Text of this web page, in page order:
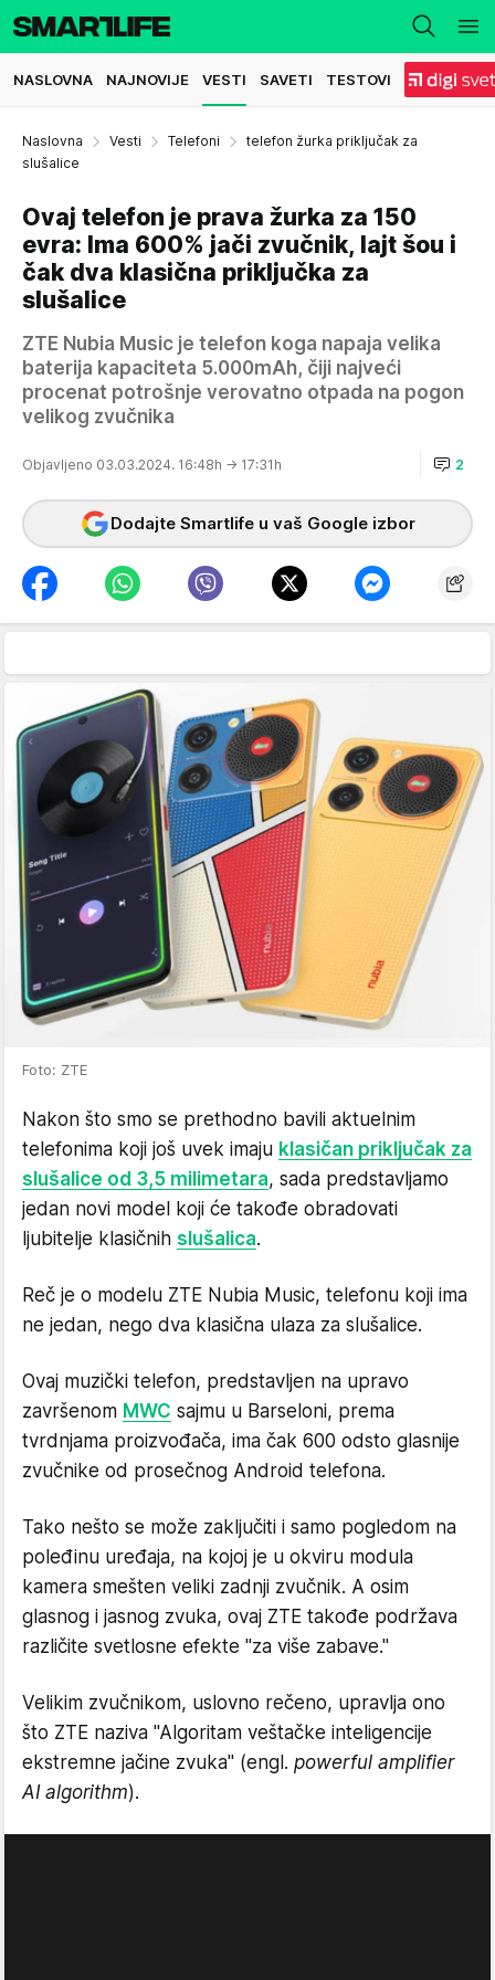
NASLOVNA NAJNOVIJE VESTI SAVETI TESTOVI
Naslovna Vesti Telefoni
telefon žurka priključak za
slušalice
Ovaj telefon je prava žurka za 150
evra: Ima 600% jači zvučnik, lajt šou i
čak dva klasična priključka za
slušalice
ZTE Nubia Music je telefon koga napaja velika
baterija kapaciteta 5.000mAh, čiji najveći
procenat potrošnje verovatno otpada na pogon
velikog zvučnika
Objavljeno 03.03.2024. 16:48h → 17:31h 2
Dodajte Smartlife u vaš Google izbor
Foto: ZTE
Nakon što smo se prethodno bavili aktuelnim
telefonima koji još uvek imaju klasičan priključak za
slušalice od 3,5 milimetara, sada predstavljamo
jedan novi model koji će takođe obradovati
ljubitelje klasičnih slušalica.
Reč je o modelu ZTE Nubia Music, telefonu koji ima
ne jedan, nego dva klasična ulaza za slušalice.
Ovaj muzički telefon, predstavljen na upravo
završenom MWC sajmu u Barseloni, prema
tvrdnjama proizvođača, ima čak 600 odsto glasnije
zvučnike od prosečnog Android telefona.
Tako nešto se može zaključiti i samo pogledom na
poleđinu uređaja, na kojoj je u okviru modula
kamera smešten veliki zadnji zvučnik. A osim
glasnog i jasnog zvuka, ovaj ZTE takođe podržava
različite svetlosne efekte "za više zabave."
Velikim zvučnikom, uslovno rečeno, upravlja ono
što ZTE naziva "Algoritam veštačke inteligencije
ekstremne jačine zvuka" (engl. powerful amplifier
AI algorithm).